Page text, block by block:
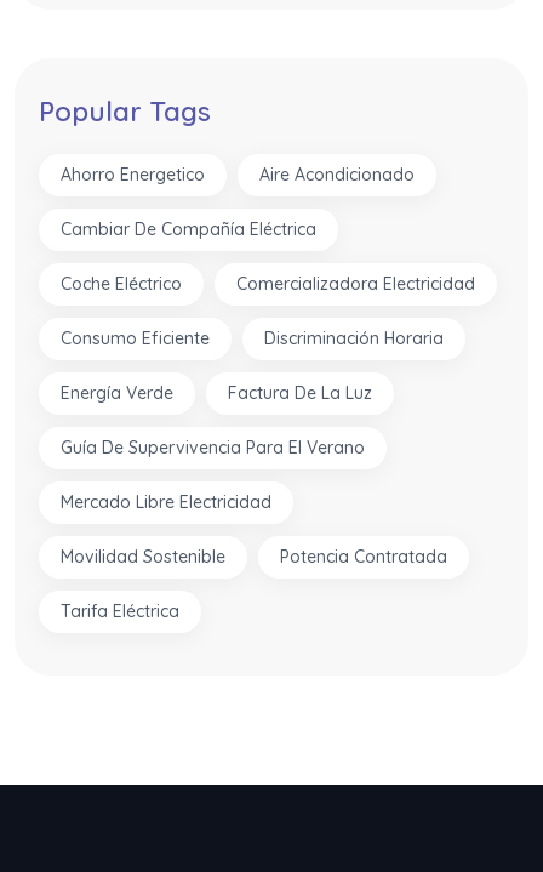
Popular Tags
Ahorro Energetico Aire Acondicionado
Cambiar De Compañía Eléctrica
Coche Eléctrico Comercializadora Electricidad
Consumo Eficiente Discriminación Horaria
Energía Verde Factura De La Luz
Guía De Supervivencia Para El Verano
Mercado Libre Electricidad
Movilidad Sostenible Potencia Contratada
Tarifa Eléctrica